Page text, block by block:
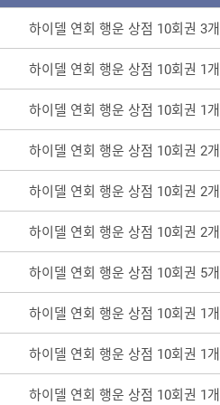
하이델 연회 행운 상점 10회권 3개
하이델 연회 행운 상점 10회권 1개
하이델 연회 행운 상점 10회권 1개
하이델 연회 행운 상점 10회권 2개
하이델 연회 행운 상점 10회권 2개
하이델 연회 행운 상점 10회권 2개
하이델 연회 행운 상점 10회권 5개
하이델 연회 행운 상점 10회권 1개
하이델 연회 행운 상점 10회권 1개
하이델 연회 행운 상점 10회권 1개